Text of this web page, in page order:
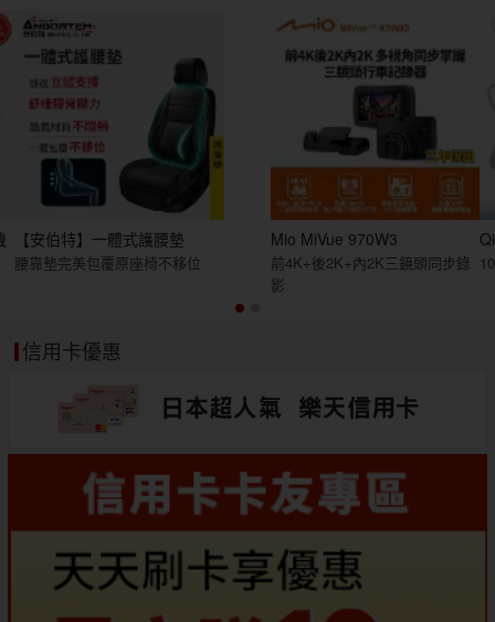
【安伯特】一體式護腰墊
腰靠墊完美包覆原座椅不移位
Mio MiVue 970W3
前4K+後2K+內2K三鏡頭同步錄
影
信用卡優惠